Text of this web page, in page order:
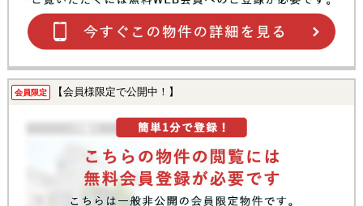
会員限定 【会員様限定で公開中！】